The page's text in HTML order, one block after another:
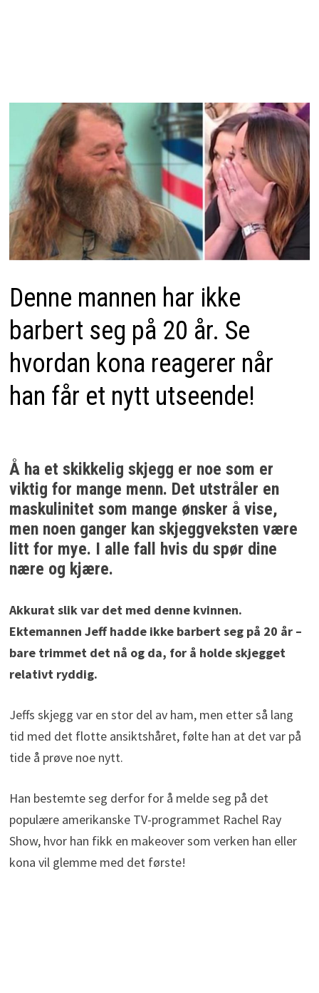
Denne mannen har ikke
barbert seg på 20 år. Se
hvordan kona reagerer når
han får et nytt utseende!
Å ha et skikkelig skjegg er noe som er
viktig for mange menn. Det utstråler en
maskulinitet som mange ønsker å vise,
men noen ganger kan skjeggveksten være
litt for mye. I alle fall hvis du spør dine
nære og kjære.
Akkurat slik var det med denne kvinnen.
Ektemannen Jeff hadde ikke barbert seg på 20 år –
bare trimmet det nå og da, for å holde skjegget
relativt ryddig.
Jeffs skjegg var en stor del av ham, men etter så lang
tid med det flotte ansiktshåret, følte han at det var på
tide å prøve noe nytt.
Han bestemte seg derfor for å melde seg på det
populære amerikanske TV-programmet Rachel Ray
Show, hvor han fikk en makeover som verken han eller
kona vil glemme med det første!